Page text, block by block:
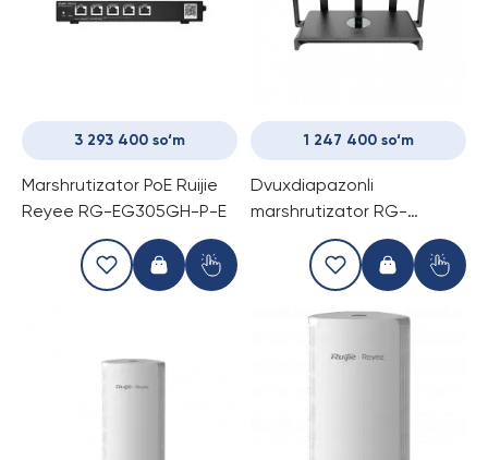
3 293 400 so‘m
Marshrutizator PoE Ruijie
Reyee RG-EG305GH-P-E
1 247 400 so‘m
Dvuхdiapazonli
marshrutizator RG-
EW3000GX PRO 3000M